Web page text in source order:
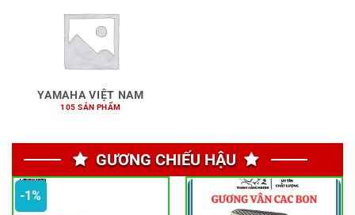
YAMAHA VIỆT NAM
105 SẢN PHẨM
GƯƠNG CHIẾU HẬU
-1%